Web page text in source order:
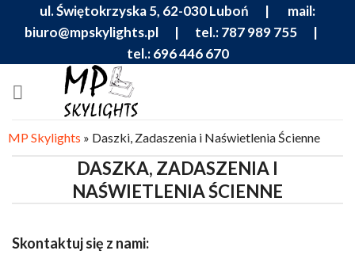
ul. Świętokrzyska 5, 62-030 Luboń |
mail:
biuro@mpskylights.pl| tel.: 787 989 755|
tel.: 696 446 670
MP Skylights » Daszki, Zadaszenia i Naświetlenia Ścienne
DASZKA, ZADASZENIA I
NAŚWIETLENIA ŚCIENNE
Skontaktuj się z nami: